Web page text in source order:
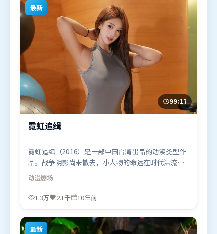
最新
99:17
霓虹追缉
霓虹追缉（2016）是一部中国台湾出品的动漫类型作
品。战争阴影尚未散去，小人物的命运在时代洪流里
被轻轻托起又放下。高潮段落信息密度高，情绪释放
与主题回扣同时完成。由陈凯歌执导，长泽雅美、周
冬雨、周迅，杨幂等联袂出演。影片于2016年8月2日
材的观众观看。
动漫剧场
1.3万 2.1千 10年前
最新